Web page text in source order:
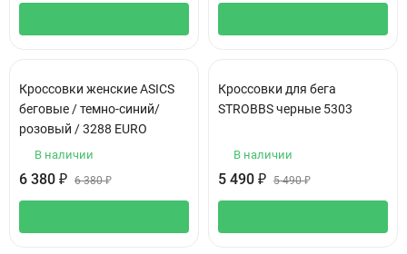
Кроссовки женские ASICS
беговые / темно-синий/
розовый / 3288 EURO
В наличии
6 380 ₽ 6 380₽
Кроссовки для бега
STROBBS черные 5303
В наличии
5 490 ₽ 5 490₽